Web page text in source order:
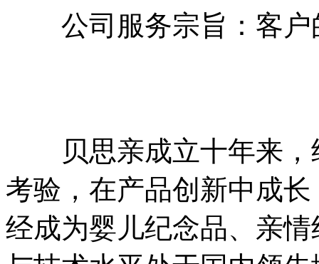
公司服务宗旨：客户
贝思亲成立十年来，
考验，在产品创新中成
经成为婴儿纪念品、亲